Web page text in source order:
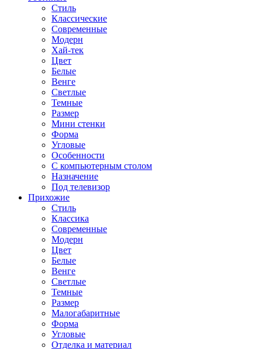
Стиль
Классические
Современные
Модерн
Хай-тек
Цвет
Белые
Венге
Светлые
Темные
Размер
Мини стенки
Форма
Угловые
Особенности
С компьютерным столом
Назначение
Под телевизор
Прихожие
Стиль
Классика
Современные
Модерн
Цвет
Белые
Венге
Светлые
Темные
Размер
Малогабаритные
Форма
Угловые
Отделка и материал